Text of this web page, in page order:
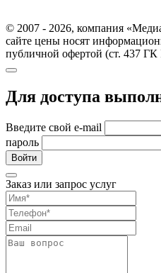
© 2007 - 2026, компания
сайте цены носят
публичной офертой (ст. 437
Для доступа
Введите свой e-mail
пароль
Войти
Заказ или запрос услуг